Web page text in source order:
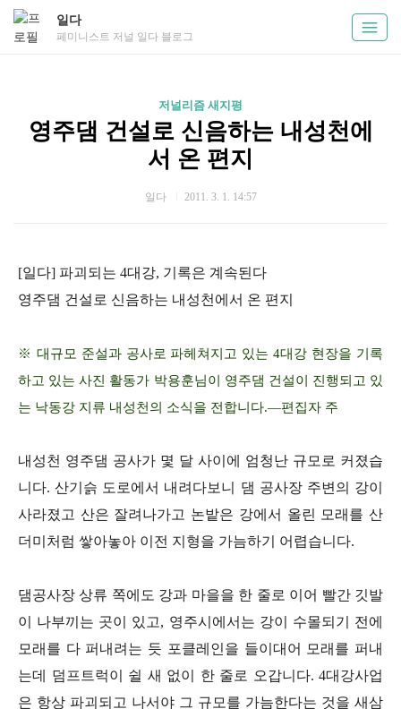
일다
페미니스트 저널 일다 블로그
저널리즘 새지평
영주댐 건설로 신음하는 내성천에
서 온 편지
일다 2011. 3. 1. 14:57
[일다] 파괴되는 4대강, 기록은 계속된다
영주댐 건설로 신음하는 내성천에서 온 편지
※ 대규모 준설과 공사로 파헤쳐지고 있는 4대강 현장을 기록
하고 있는 사진 활동가 박용훈님이 영주댐 건설이 진행되고 있
는 낙동강 지류 내성천의 소식을 전합니다.―편집자 주
내성천 영주댐 공사가 몇 달 사이에 엄청난 규모로 커졌습
니다. 산기슭 도로에서 내려다보니 댐 공사장 주변의 강이
사라졌고 산은 잘려나가고 논밭은 강에서 올린 모래를 산
더미처럼 쌓아놓아 이전 지형을 가늠하기 어렵습니다.
댐공사장 상류 쪽에도 강과 마을을 한 줄로 이어 빨간 깃발
이 나부끼는 곳이 있고, 영주시에서는 강이 수몰되기 전에
모래를 다 퍼내려는 듯 포클레인을 들이대어 모래를 퍼내
는데 덤프트럭이 쉴 새 없이 한 줄로 오갑니다. 4대강사업
은 항상 파괴되고 나서야 그 규모를 가늠한다는 것을 새삼